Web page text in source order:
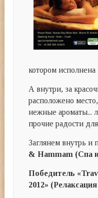
котором исполнена
А внутри, за
расположено
нежные ароматы...
прочие радости
Заглянем внутрь и
& Hammam (Спа
Победитель
2012»